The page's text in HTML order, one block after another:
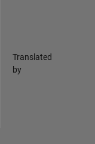
Translated
by